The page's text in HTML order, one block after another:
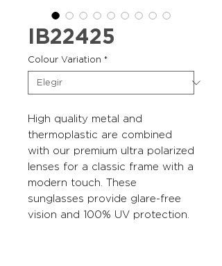
IB22425
Colour Variation *
High quality metal and
thermoplastic are combined
with our premium ultra polarized
lenses for a classic frame with a
modern touch. These
sunglasses provide glare-free
vision and 100% UV protection.